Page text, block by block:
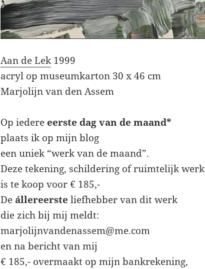
Aan de Lek 1999
acryl op museumkarton 30 x 46 cm
Marjolijn van den Assem
Op iedere eerste dag van de maand*
plaats ik op mijn blog
een uniek “werk van de maand”.
Deze tekening, schildering of ruimtelijk werk
is te koop voor € 185,-
De állereerste liefhebber van dit werk
die zich bij mij meldt:
marjolijnvandenassem@me.com
en na bericht van mij
€ 185,- overmaakt op mijn bankrekening,